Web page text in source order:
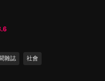
美用洪荒之力打壓華
了個寂寞？ Pura70再秀
雜誌 社會